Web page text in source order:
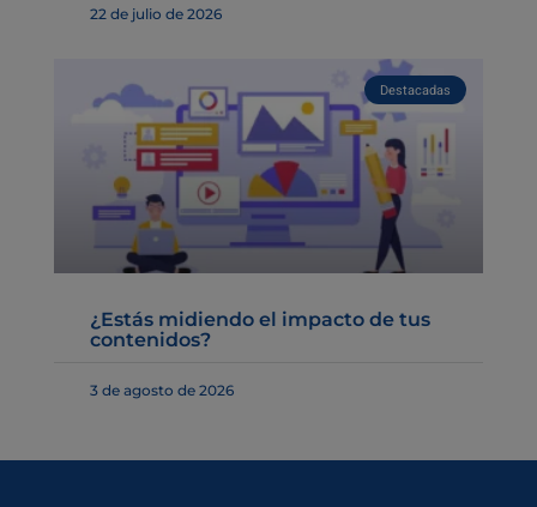
22 de julio de 2026
Destacadas
¿Estás midiendo el impacto de tus
contenidos?
3 de agosto de 2026